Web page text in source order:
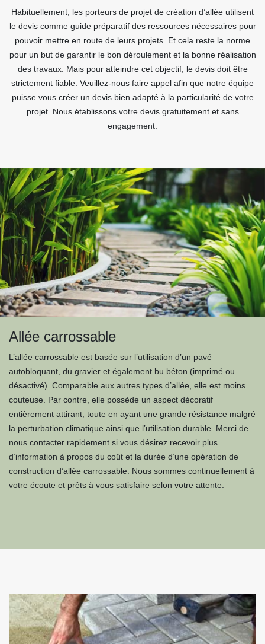
Habituellement, les porteurs de projet de création d’allée utilisent
le devis comme guide préparatif des ressources nécessaires pour
pouvoir mettre en route de leurs projets. Et cela reste la norme
pour un but de garantir le bon déroulement et la bonne réalisation
des travaux. Mais pour atteindre cet objectif, le devis doit être
strictement fiable. Veuillez-nous faire appel afin que notre équipe
puisse vous créer un devis bien adapté à la particularité de votre
projet. Nous établissons votre devis gratuitement et sans
engagement.
Allée carrossable
L’allée carrossable est basée sur l’utilisation d’un pavé
autobloquant, du gravier et également bu béton (imprimé ou
désactivé). Comparable aux autres types d’allée, elle est moins
couteuse. Par contre, elle possède un aspect décoratif
entièrement attirant, toute en ayant une grande résistance malgré
la perturbation climatique ainsi que l’utilisation durable. Merci de
nous contacter rapidement si vous désirez recevoir plus
d’information à propos du coût et la durée d’une opération de
construction d’allée carrossable. Nous sommes continuellement à
votre écoute et prêts à vous satisfaire selon votre attente.